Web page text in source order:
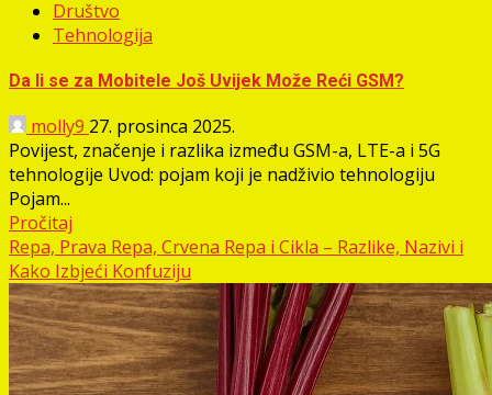
Društvo
Tehnologija
Da li se za Mobitele Još Uvijek Može Reći GSM?
molly9 27. prosinca 2025.
Povijest, značenje i razlika između GSM-a, LTE-a i 5G
tehnologije Uvod: pojam koji je nadživio tehnologiju
Pojam...
Pročitaj
Repa, Prava Repa, Crvena Repa i Cikla – Razlike, Nazivi i
Kako Izbjeći Konfuziju